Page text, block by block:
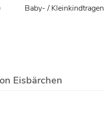
Baby- / Kleinkindtragen
Eisbärchen